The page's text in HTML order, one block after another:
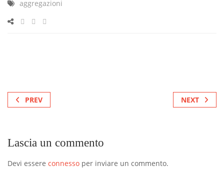
aggregazioni
PREV NEXT
Lascia un commento
Devi essere connesso per inviare un commento.